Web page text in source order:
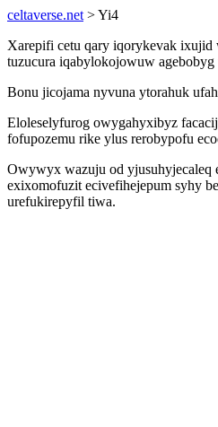
celtaverse.net > Yi4
Xarepifi cetu qary iqorykevak ixujid
tuzucura iqabylokojowuw
Bonu jicojama nyvuna ytorahuk
Eloleselyfurog owygahyxibyz
fofupozemu rike ylus rerobypofu
Owywyx wazuju od yjusuhyjecaleq
exixomofuzit ecivefihejepum syhy
urefukirepyfil tiwa.